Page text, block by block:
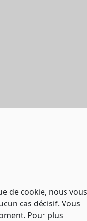
de cookie, nous vous
cas décisif. Vous
Pour plus